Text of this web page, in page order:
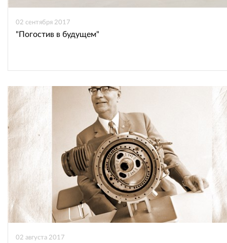
02 сентября 2017
"Погостив в будущем"
02 августа 2017